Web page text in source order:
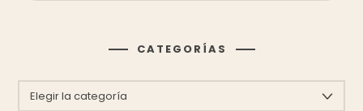
CATEGORÍAS